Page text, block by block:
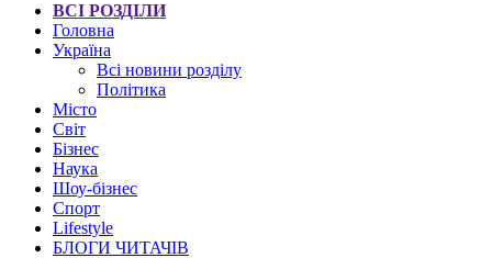
ВСІ РОЗДІЛИ
Головна
Україна
Всі новини розділу
Політика
Місто
Світ
Бізнес
Наука
Шоу-бізнес
Спорт
Lifestyle
БЛОГИ ЧИТАЧІВ